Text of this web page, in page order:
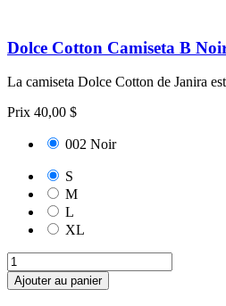
Dolce Cotton Camiseta B
La camiseta Dolce Cotton de Janira
Prix 40,00 $
002 Noir
S
M
L
XL
Ajouter au panier